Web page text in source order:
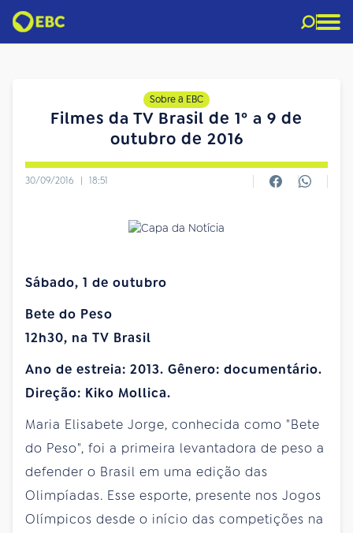
Sobre a EBC
Filmes da TV Brasil de 1º a 9 de
outubro de 2016
30/09/2016 | 18:51
Sábado, 1 de outubro
Bete do Peso
12h30, na TV Brasil
Ano de estreia: 2013. Gênero: documentário.
Direção: Kiko Mollica.
Maria Elisabete Jorge, conhecida como "Bete
do Peso", foi a primeira levantadora de peso a
defender o Brasil em uma edição das
Olimpíadas. Esse esporte, presente nos Jogos
Olímpicos desde o início das competições na